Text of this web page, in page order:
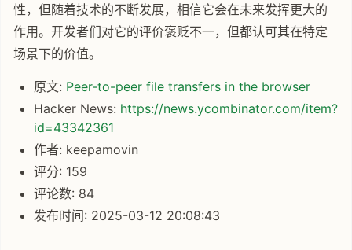
性，但随着技术的不断发展，相信它会在未来发挥更大的
作用。开发者们对它的评价褒贬不一，但都认可其在特定
场景下的价值。
原文: Peer-to-peer file transfers in the browser
Hacker News: https://news.ycombinator.com/item?
id=43342361
作者: keepamovin
评分: 159
评论数: 84
发布时间: 2025-03-12 20:08:43